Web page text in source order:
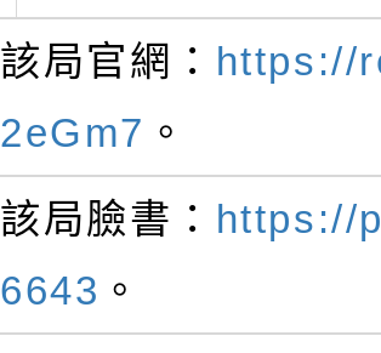
該局官網： https://
2eGm7 。
該局臉書： https://
6643 。